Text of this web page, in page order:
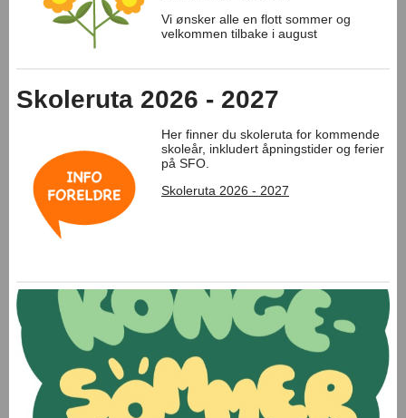
Vi ønsker alle en flott sommer og
velkommen tilbake i august
Skoleruta 2026 - 2027
Her finner du skoleruta for kommende
skoleår, inkludert åpningstider og ferier
på SFO.
Skoleruta 2026 - 2027